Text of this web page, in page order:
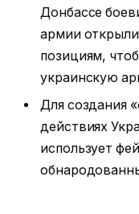
Донбассе
армии
позициям,
украинскую
Для создания
действиях
использует